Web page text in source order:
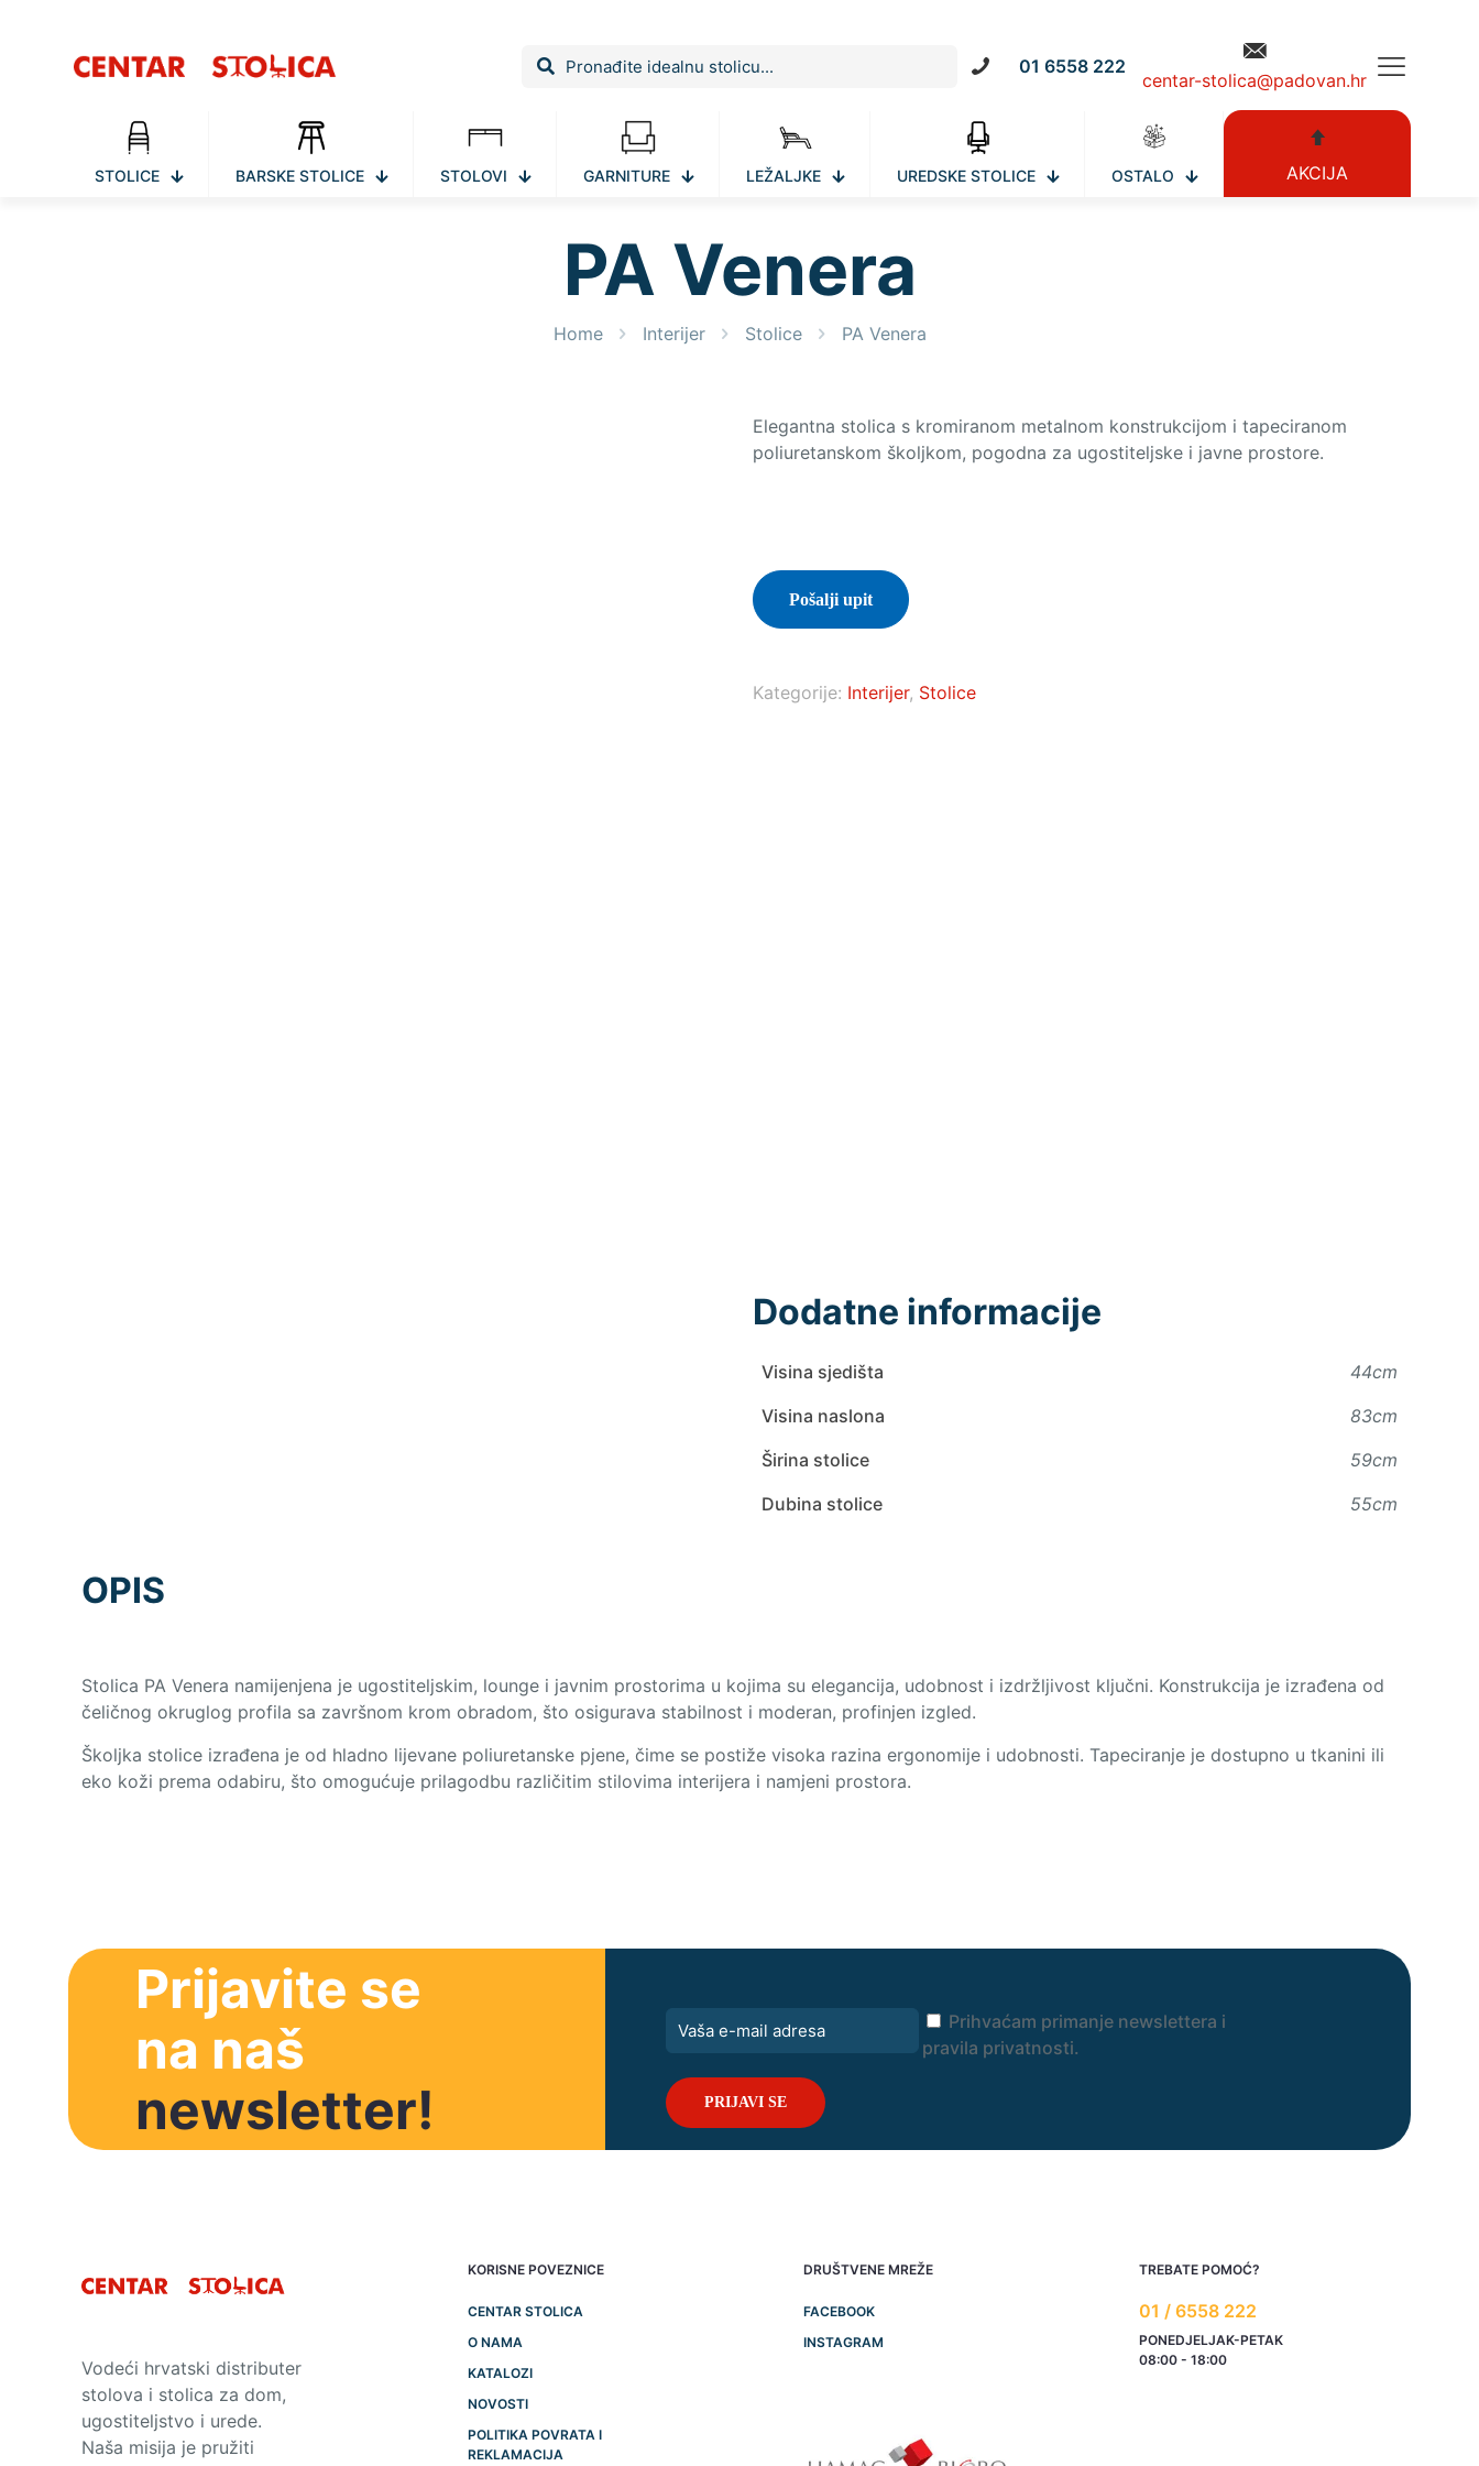
01 6558 222
centar-stolica@padovan.hr
STOLICE BARSKE STOLICE STOLOVI GARNITURE LEŽALJKE UREDSKE STOLICE OSTALO AKCIJA
PA Venera
Home Interijer Stolice PA Venera
Elegantna stolica s kromiranom metalnom konstrukcijom i tapeciranom
poliuretanskom školjkom, pogodna za ugostiteljske i javne prostore.
Pošalji upit
Kategorije: Interijer, Stolice
Dodatne informacije
Visina sjedišta
44cm
Visina naslona
83cm
Širina stolice
59cm
Dubina stolice
55cm
OPIS
Stolica PA Venera namijenjena je ugostiteljskim, lounge i javnim prostorima u kojima su elegancija, udobnost i izdržljivost ključni. Konstrukcija je izrađena od
čeličnog okruglog profila sa završnom krom obradom, što osigurava stabilnost i moderan, profinjen izgled.
Školjka stolice izrađena je od hladno lijevane poliuretanske pjene, čime se postiže visoka razina ergonomije i udobnosti. Tapeciranje je dostupno u tkanini ili
eko koži prema odabiru, što omogućuje prilagodbu različitim stilovima interijera i namjeni prostora.
Prijavite se
na naš
newsletter!
Prihvaćam primanje newslettera i
pravila privatnosti.
Vodeći hrvatski distributer
stolova i stolica za dom,
ugostiteljstvo i urede.
Naša misija je pružiti
KORISNE POVEZNICE
CENTAR STOLICA
O NAMA
KATALOZI
NOVOSTI
POLITIKA POVRATA I
REKLAMACIJA
DRUŠTVENE MREŽE
FACEBOOK
INSTAGRAM
TREBATE POMOĆ?
01 / 6558 222
PONEDJELJAK-PETAK
08:00 - 18:00